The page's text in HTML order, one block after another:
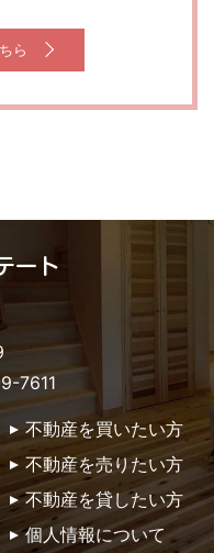
ら
ート
7611
不動産を買いたい方
不動産を売りたい方
不動産を貸したい方
個人情報について